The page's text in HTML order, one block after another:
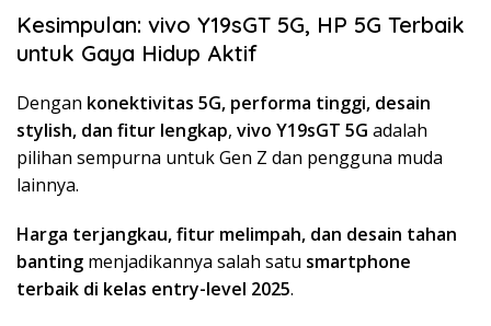
Kesimpulan: vivo Y19sGT 5G, HP 5G Terbaik
untuk Gaya Hidup Aktif
Dengan konektivitas 5G, performa tinggi, desain
stylish, dan fitur lengkap, vivo Y19sGT 5G adalah
pilihan sempurna untuk Gen Z dan pengguna muda
lainnya.
Harga terjangkau, fitur melimpah, dan desain tahan
banting menjadikannya salah satu smartphone
terbaik di kelas entry-level 2025.